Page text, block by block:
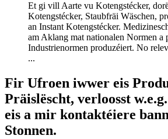
Et gi vill Aarte vu Kotengstécker,
Kotengstécker, Staubfräi Wäschen,
an Instant Kotengstécker.
am Aklang mat nationalen Normen a
Industrienormen produzéiert. No
...
Fir Ufroen iwwer eis
Präislëscht, verloosst
eis a mir kontaktéiere
Stonnen.